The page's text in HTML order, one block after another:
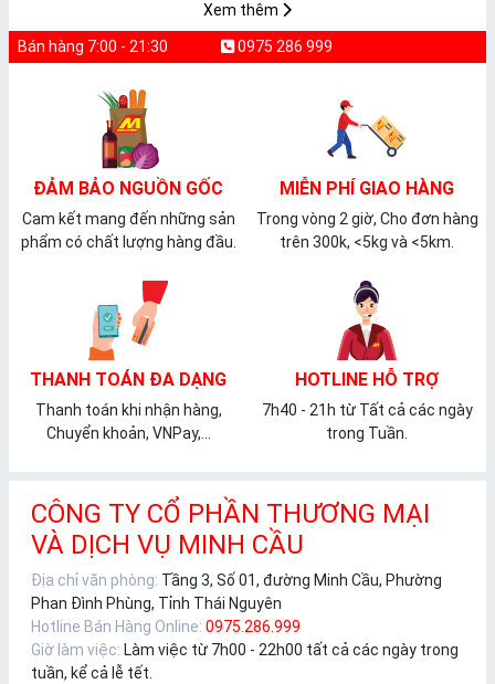
Xem thêm
Bán hàng 7:00 - 21:30 0975 286 999
ĐẢM BẢO NGUỒN GỐC
Cam kết mang đến những sản
phẩm có chất lượng hàng đầu.
MIỄN PHÍ GIAO HÀNG
Trong vòng 2 giờ, Cho đơn hàng
trên 300k, <5kg và <5km.
THANH TOÁN ĐA DẠNG
Thanh toán khi nhận hàng,
Chuyển khoản, VNPay,...
HOTLINE HỖ TRỢ
7h40 - 21h từ Tất cả các ngày
trong Tuần.
CÔNG TY CỔ PHẦN THƯƠNG MẠI
VÀ DỊCH VỤ MINH CẦU
Địa chỉ văn phòng: Tầng 3, Số 01, đường Minh Cầu, Phường
Phan Đình Phùng, Tỉnh Thái Nguyên
Hotline Bán Hàng Online: 0975.286.999
Giờ làm việc: Làm việc từ 7h00 - 22h00 tất cả các ngày trong
tuần, kể cả lễ tết.